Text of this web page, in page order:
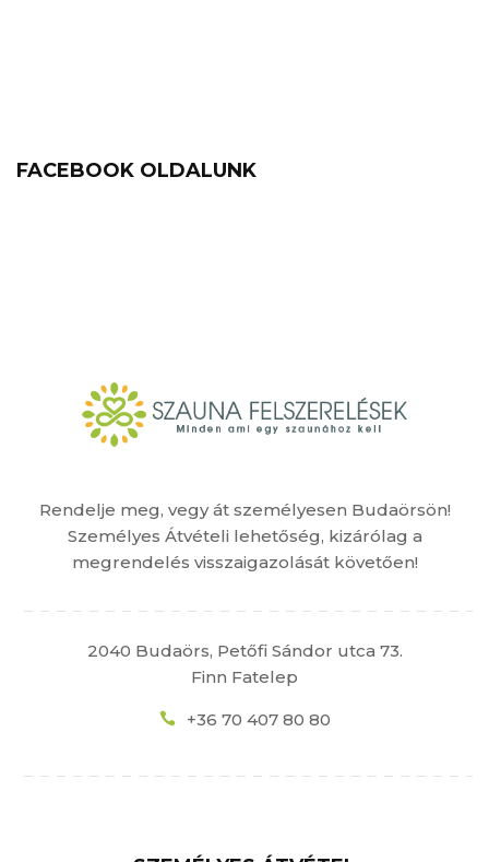
Rendelje meg, vegy át személyesen Budaörsön!
Személyes Átvételi lehetőség, kizárólag a
megrendelés visszaigazolását követően!
2040 Budaörs, Petőfi Sándor utca 73.
Finn Fatelep
+36 70 407 80 80
FACEBOOK OLDALUNK